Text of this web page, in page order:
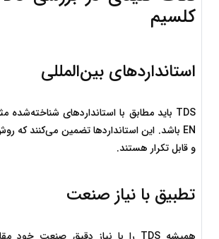
کلسیم
استانداردهای بین‌المللی
و قابل تکرار هستند.
تطبیق با نیاز صنعت